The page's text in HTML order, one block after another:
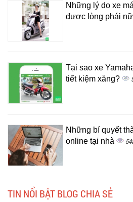
Những lý do xe
được lòng phái nữ
Tại sao xe
tiết kiệm xăng?
Những bí quyết
online tại nhà
TIN NỔI BẬT BLOG CHIA SẺ